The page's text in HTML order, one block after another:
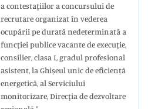
a contestaţiilor a concursului de
recrutare organizat în vederea
ocupării pe durată nedeterminată a
funcţiei publice vacante de execuţie,
consilier, clasa I, gradul profesional
asistent, la Ghișeul unic de eficiență
energetică, al Serviciului
monitorizare, Direcţia de dezvoltare